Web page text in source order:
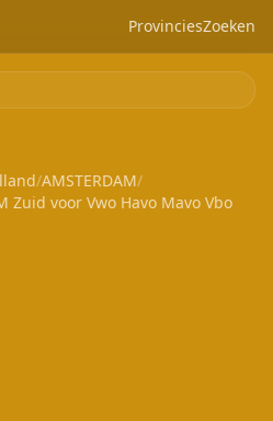
ProvinciesZoeken
/AMSTERDAM/
Zuid voor Vwo Havo Mavo Vbo